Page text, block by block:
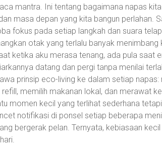
mantra. Ini tentang bagaimana napas
masa depan yang kita bangun perlahan.
fokus pada setiap langkah dan suara
otak yang terlalu banyak
ketika aku merasa tenang, ada pula saat
datang dan pergi tanpa menilai
prinsip eco-living ke dalam setiap
refill, memilih makanan lokal, dan merawat
momen kecil yang terlihat sederhana
notifikasi di ponsel setiap beberapa
bergerak pelan. Ternyata, kebiasaan